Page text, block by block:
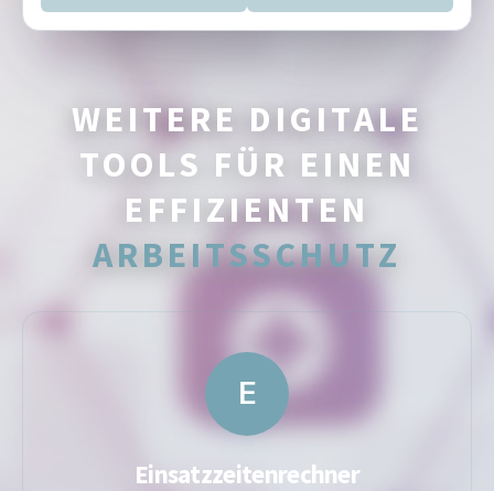
WEITERE DIGITALE
TOOLS FÜR EINEN
EFFIZIENTEN
ARBEITSSCHUTZ
E
Einsatzzeitenrechner